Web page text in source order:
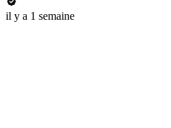
il y a 1 semaine